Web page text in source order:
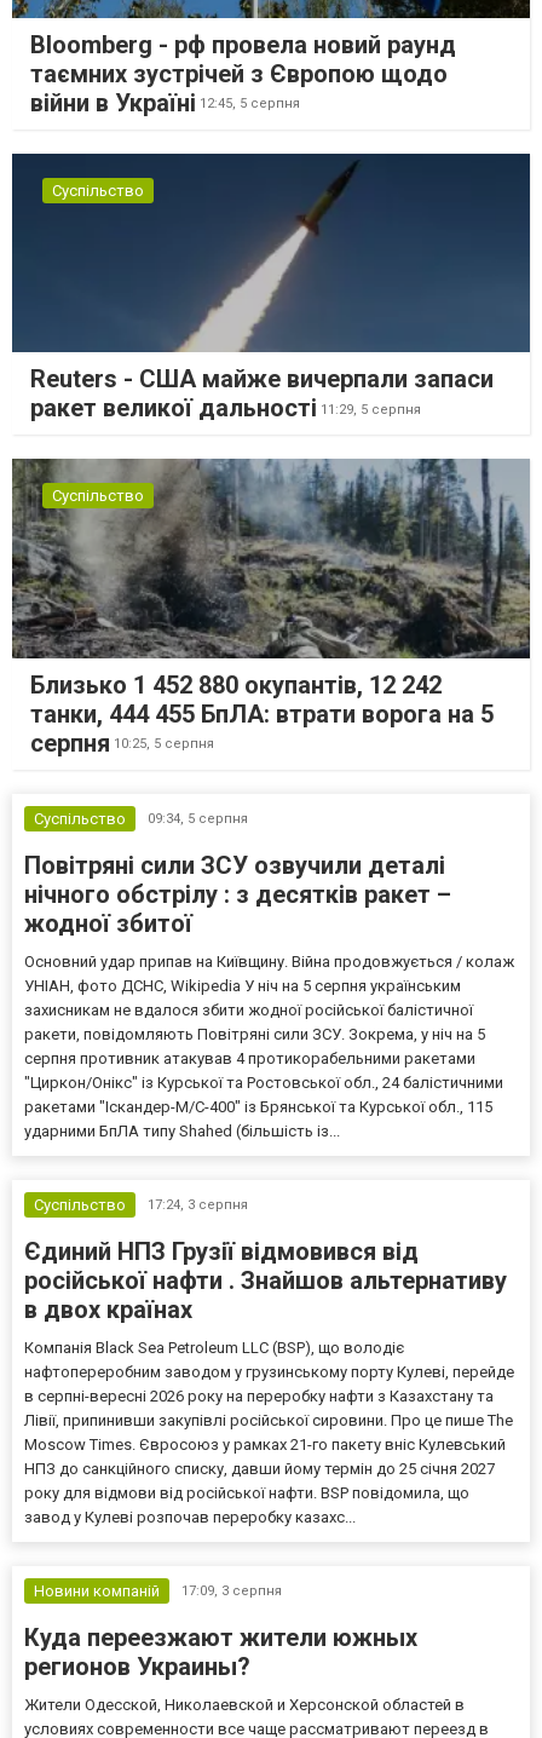
Bloomberg - рф провела новий раунд
таємних зустрічей з Європою щодо
війни в Україні 12:45, 5 серпня
Суспільство
Reuters - США майже вичерпали запаси
ракет великої дальності 11:29, 5 серпня
Суспільство
Близько 1 452 880 окупантів, 12 242
танки, 444 455 БпЛА: втрати ворога на 5
серпня 10:25, 5 серпня
Суспільство 09:34, 5 серпня
Повітряні сили ЗСУ озвучили деталі
нічного обстрілу : з десятків ракет –
жодної збитої
Основний удар припав на Київщину. Війна продовжується / колаж
УНІАН, фото ДСНС, Wikipedia У ніч на 5 серпня українським
захисникам не вдалося збити жодної російської балістичної
ракети, повідомляють Повітряні сили ЗСУ. Зокрема, у ніч на 5
серпня противник атакував 4 протикорабельними ракетами
"Циркон/Онікс" із Курської та Ростовської обл., 24 балістичними
ракетами "Іскандер-М/С-400" із Брянської та Курської обл., 115
ударними БпЛА типу Shahed (більшість із...
Суспільство 17:24, 3 серпня
Єдиний НПЗ Грузії відмовився від
російської нафти . Знайшов альтернативу
в двох країнах
Компанія Black Sea Petroleum LLC (BSP), що володіє
нафтопереробним заводом у грузинському порту Кулеві, перейде
в серпні-вересні 2026 року на переробку нафти з Казахстану та
Лівії, припинивши закупівлі російської сировини. Про це пише The
Moscow Times. Євросоюз у рамках 21-го пакету вніс Кулевський
НПЗ до санкційного списку, давши йому термін до 25 січня 2027
року для відмови від російської нафти. BSP повідомила, що
завод у Кулеві розпочав переробку казахс...
Новини компаній 17:09, 3 серпня
Куда переезжают жители южных
регионов Украины?
Жители Одесской, Николаевской и Херсонской областей в
условиях современности все чаще рассматривают переезд в